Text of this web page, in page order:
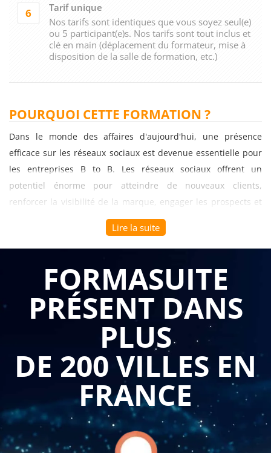
6
Tarif unique
Nos tarifs sont identiques que vous soyez seul(e)
ou 5 participant(e)s. Nos tarifs sont tout inclus et
clé en main (déplacement du formateur, mise à
disposition de la salle de formation, etc.)
POURQUOI CETTE FORMATION ?
Dans le monde des affaires d'aujourd'hui, une présence
efficace sur les réseaux sociaux est devenue essentielle pour
les entreprises B to B. Les réseaux sociaux offrent un
potentiel énorme pour atteindre de nouveaux clients,
renforcer la visibilité de la marque, engager les prospects et
fidéliser la clientèle. Cependant, pour réussir sa présence sur
les réseaux sociaux, il est nécessaire de construire une
stratégie digitale solide. C'est là qu'intervient l'importance
d'une formation sur le thème "Construire sa stratégie digitale
: réussir sa présence sur les réseaux sociaux". Dans cet
article, nous allons explorer les raisons pour lesquelles cette
formation est cruciale pour les entreprises B to B.
Comprendre les spécificités des réseaux sociaux : Une
formation spécialisée sur la construction de stratégies
digitales vous permettra de comprendre les
spécificités des différents réseaux sociaux, tels que
LinkedIn, Twitter, Facebook, Instagram, etc. Chaque
plateforme a ses caractéristiques uniques en termes
de public cible, de types de contenu, d'algorithmes,
etc. En comprenant ces spécificités, vous pourrez
choisir les réseaux sociaux les plus pertinents pour
votre entreprise B to B et adapter votre stratégie en
conséquence.
Lire la suite
FORMASUITE
PRÉSENT DANS
PLUS
DE 200 VILLES EN
FRANCE